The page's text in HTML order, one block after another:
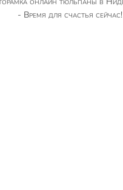
- Время для счастья сейчас!